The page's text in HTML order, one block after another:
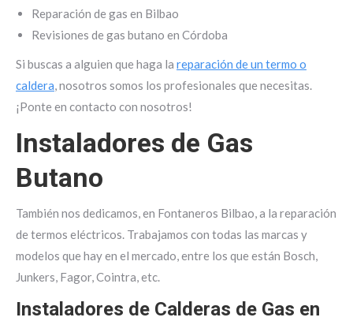
Reparación de gas en Bilbao
Revisiones de gas butano en Córdoba
Si buscas a alguien que haga la reparación de un termo o
caldera, nosotros somos los profesionales que necesitas.
¡Ponte en contacto con nosotros!
Instaladores de Gas
Butano
También nos dedicamos, en Fontaneros Bilbao, a la reparación
de termos eléctricos. Trabajamos con todas las marcas y
modelos que hay en el mercado, entre los que están Bosch,
Junkers, Fagor, Cointra, etc.
Instaladores de Calderas de Gas en